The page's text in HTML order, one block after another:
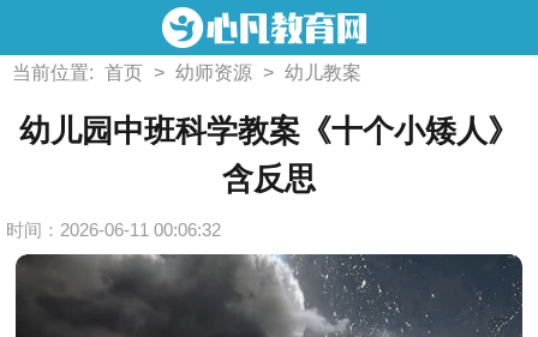
当前位置: 首页 > 幼师资源 > 幼儿教案
幼儿园中班科学教案《十个小矮人》
含反思
时间：2026-06-11 00:06:32